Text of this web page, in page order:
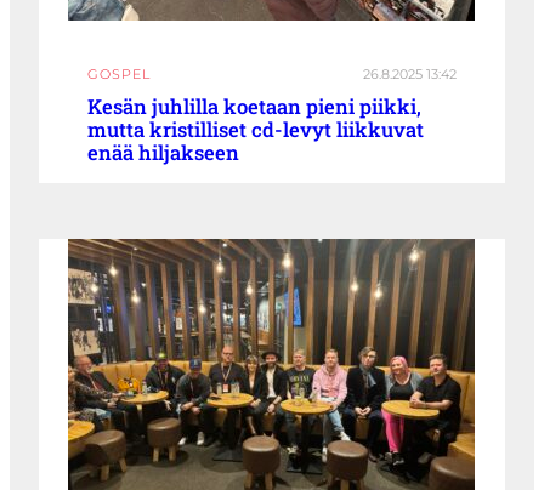
GOSPEL 26.8.2025 13:42
Kesän juhlilla koetaan pieni piikki,
mutta kristilliset cd-levyt liikkuvat
enää hiljakseen